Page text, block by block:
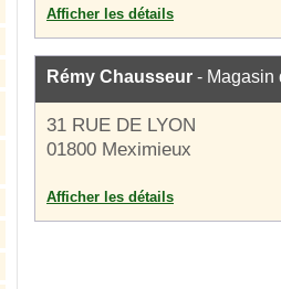
Afficher les détails
Rémy Chausseur - Magasin
31 RUE DE LYON
01800 Meximieux
Afficher les détails